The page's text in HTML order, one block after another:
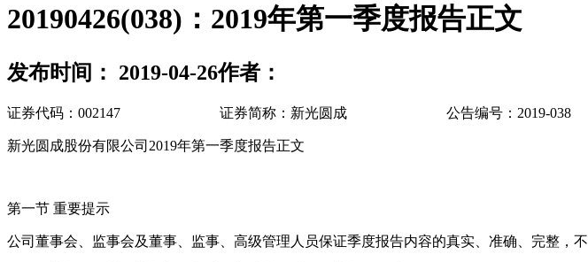
20190426(038)：2019年第一季度报告正文
发布时间： 2019-04-26作者：
证券代码：002147 证券简称：新光圆成 公告编号：2019-038
新光圆成股份有限公司2019年第一季度报告正文
第一节 重要提示
公司董事会、监事会及董事、监事、高级管理人员保证季度报告内容的真实、准确、完整，